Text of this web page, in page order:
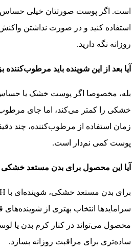
است. اگر پوست صورتتان خیلی حساس
استفاده کنید و در صورت نداشتن
روزانه نگه دارید.
آیا بعد از این شوینده باید مرطوب‌کننده
بله، مخصوصا اگر پوست خشک یا حساس
خشکی را کمتر می‌کند، اما جای
زمان استفاده از مرطوب‌کننده، چند
پوست کمی نم‌دار است.
آیا این محصول برای بدن مستعد
سرامایدها انتخاب بهتری از
محصول می‌تواند در کنار کرم بدن یا
ساده‌تری برای مراقبت روزانه بسازد.